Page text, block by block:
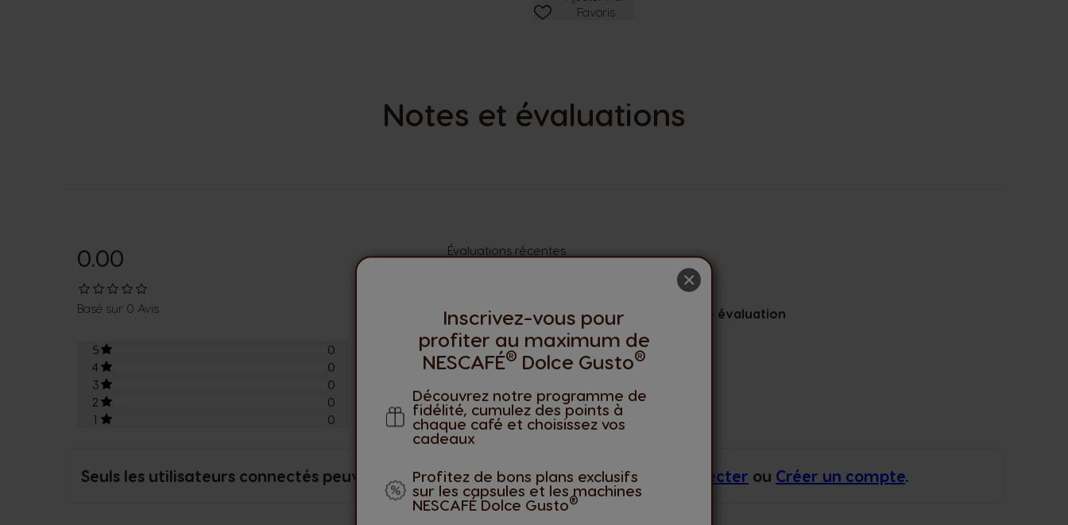
Favoris
×
Inscrivez-vous pour
profiter au maximum de
NESCAFÉ® Dolce Gusto®
Découvrez notre programme de
fidélité, cumulez des points à
chaque café et choisissez vos
cadeaux
Profitez de bons plans exclusifs
sur les capsules et les machines
NESCAFÉ Dolce Gusto®
Notes et évaluations
0.00
Basé sur 0 Avis
5
0
4
0
3
0
2
0
1
0
Évaluations récentes
Aucune évaluation
Seuls les utilisateurs connectés peuvent laisser une évaluation. Veuillez vous Connecter ou Créer un compte.